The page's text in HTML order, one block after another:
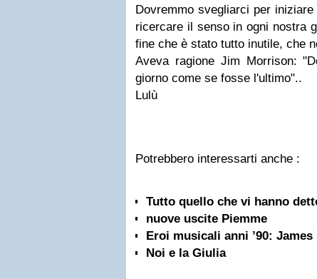
Dovremmo svegliarci per
ricercare il senso in ogni nostra
fine che è stato tutto inutile, che
Aveva ragione Jim Morrison:
giorno come se fosse l'ultimo"..
Lulù
Potrebbero interessarti anche :
Tutto quello che vi hanno
nuove uscite Piemme
Eroi musicali anni ’90:
Noi e la Giulia